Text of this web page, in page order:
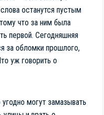
останутся пустым
что за ним была
первой. Сегодняшняя
за обломки прошлого,
уж говорить о
могут замазывать